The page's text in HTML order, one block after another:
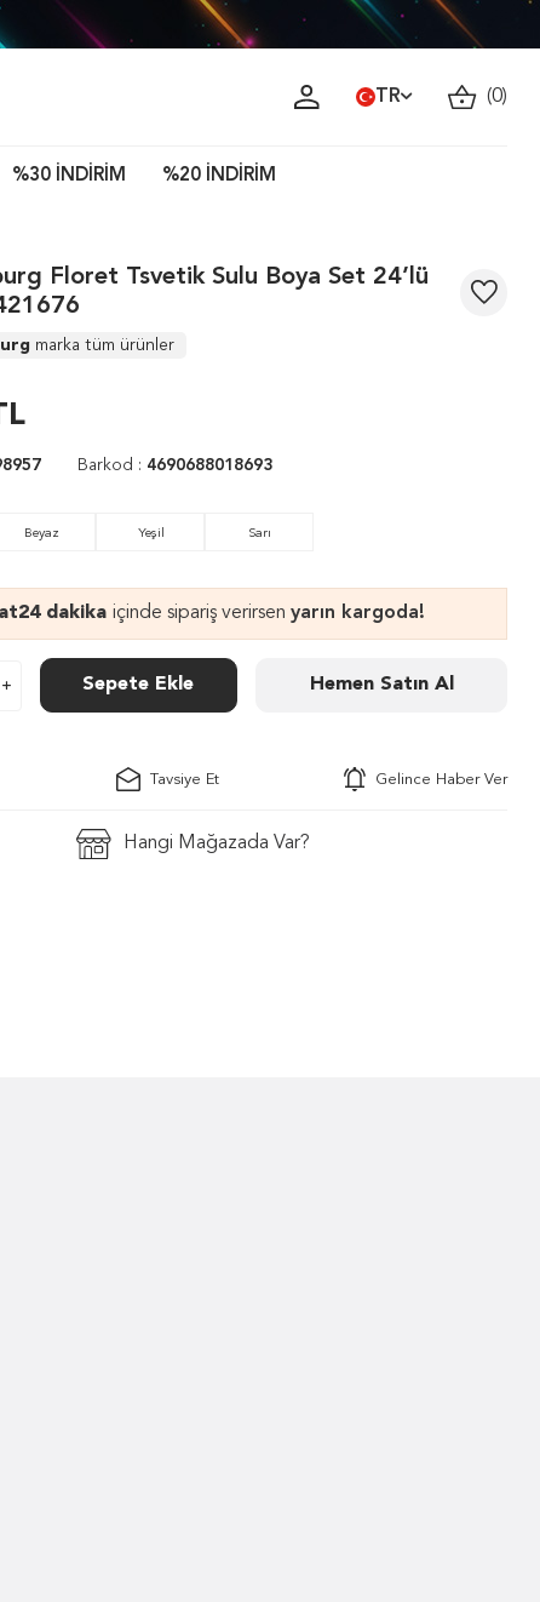
TR (0)
%30 İNDİRİM %20 İNDİRİM
Floret Tsvetik Sulu Boya Set 24’lü
marka tüm ürünler
Barkod : 4690688018693
Beyaz Yeşil Sarı
24 dakika içinde sipariş verirsen yarın kargoda!
Sepete Ekle Hemen Satın Al
Tavsiye Et Gelince Haber Ver
Hangi Mağazada Var?